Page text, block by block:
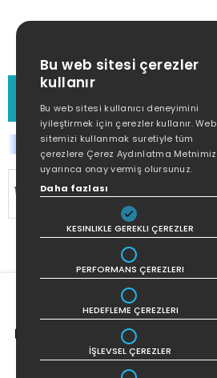
MÜŞTERİ HİZMETLERİ
(0212) 373 77 00
SİTEMİZ
KORUNMAKTADIR.
Bu web sitesi çerezler
kullanır
Bu web sitesi kullanıcı deneyimini
iyileştirmek için çerezler kullanır. Web
sitemizi kullanmak suretiyle tüm
çerezlere Çerez Aydınlatma Metnimiz
uyarınca onay vermiş olursunuz.
Daha fazlası
KESINLIKLE GEREKLI ÇEREZLER
PERFORMANS ÇEREZLERI
HEDEFLEME ÇEREZLERI
İŞLEVSEL ÇEREZLER